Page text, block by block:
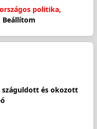
politika,
Beállítom
száguldott és okozott